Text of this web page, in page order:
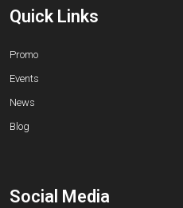
Quick Links
Promo
Events
News
Blog
Social Media